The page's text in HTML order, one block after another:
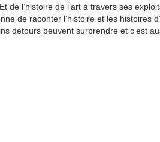
l’histoire de l’art à travers ses
de raconter l’histoire et les histoires
détours peuvent surprendre et c’est